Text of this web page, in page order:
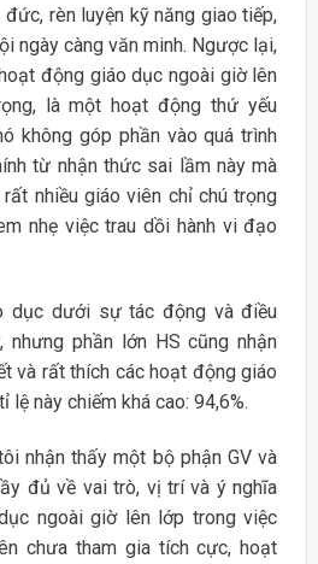
rèn luyện kỹ năng giao tiếp,
ngày càng văn minh. Ngược lại,
động giáo dục ngoài giờ lên
là một hoạt động thứ yếu
không góp phần vào quá trình
từ nhận thức sai lầm này mà
nhiều giáo viên chỉ chú trọng
nhẹ việc trau dồi hành vi đạo
dục dưới sự tác động và điều
nhưng phần lớn HS cũng nhận
và rất thích các hoạt động giáo
này chiếm khá cao: 94,6%.
nhận thấy một bộ phận GV và
đủ về vai trò, vị trí và ý nghĩa
ngoài giờ lên lớp trong việc
chưa tham gia tích cực, hoạt